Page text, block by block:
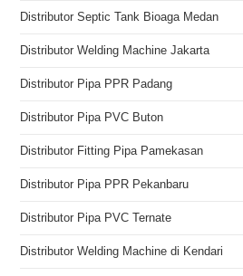
Distributor Septic Tank Bioaga Medan
Distributor Welding Machine Jakarta
Distributor Pipa PPR Padang
Distributor Pipa PVC Buton
Distributor Fitting Pipa Pamekasan
Distributor Pipa PPR Pekanbaru
Distributor Pipa PVC Ternate
Distributor Welding Machine di Kendari